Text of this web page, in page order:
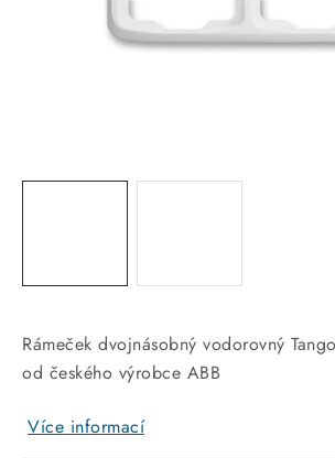
LED osvětlení
Rámeček dvojnásobný vodorovný
od českého výrobce ABB
Více informací